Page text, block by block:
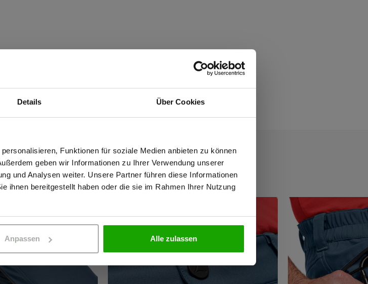
Details Über Cookies
Funktionen für soziale Medien anbieten zu können
geben wir Informationen zu Ihrer Verwendung unserer
und Analysen weiter. Unsere Partner führen diese Informationen
ihnen bereitgestellt haben oder die sie im Rahmen Ihrer Nutzung
Anpassen Alle zulassen
bin. Alle Preise werden netto ausgewiesen.
PRIVATPERSON